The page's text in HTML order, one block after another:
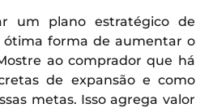
um plano estratégico de
ótima forma de aumentar o
ao comprador que há
de expansão e como
metas. Isso agrega valor